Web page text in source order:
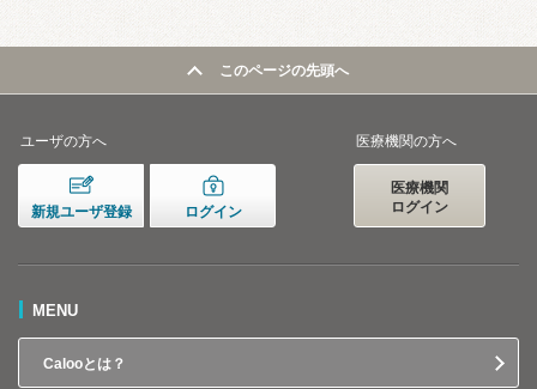
このページの先頭へ
ユーザの方へ
新規ユーザ登録 ログイン
医療機関の方へ
医療機関
ログイン
MENU
Calooとは？